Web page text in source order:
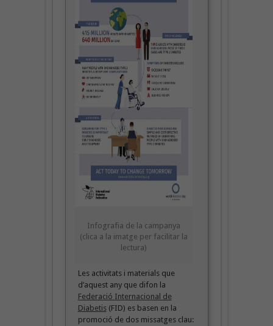
Infografia de la campanya
(clica a la imatge per facilitar la
lectura)
Les activitats i materials que
d’aquest any que difon la
Federació Internacional de
Diabetis(FID) es basen en la
promoció de dos missatges clau: